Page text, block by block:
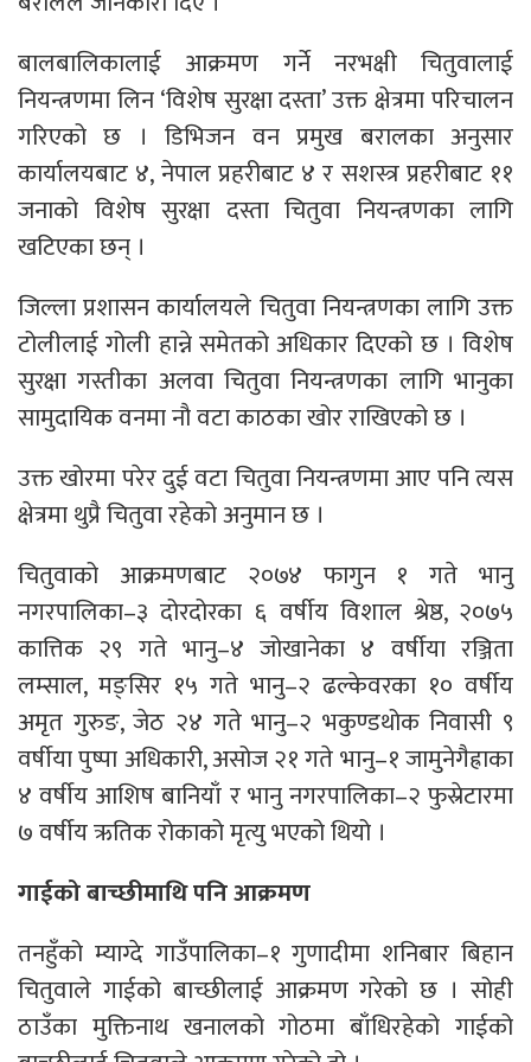
बालबालिकालाई आक्रमण गर्ने नरभक्षी चितुवालाई
नियन्त्रणमा लिन ‘विशेष सुरक्षा दस्ता’ उक्त क्षेत्रमा परिचालन
गरिएको छ । डिभिजन वन प्रमुख बरालका अनुसार
कार्यालयबाट ४, नेपाल प्रहरीबाट ४ र सशस्त्र प्रहरीबाट ११
जनाको विशेष सुरक्षा दस्ता चितुवा नियन्त्रणका लागि
खटिएका छन् ।
जिल्ला प्रशासन कार्यालयले चितुवा नियन्त्रणका लागि उक्त
टोलीलाई गोली हान्ने समेतको अधिकार दिएको छ । विशेष
सुरक्षा गस्तीका अलवा चितुवा नियन्त्रणका लागि भानुका
सामुदायिक वनमा नौ वटा काठका खोर राखिएको छ ।
उक्त खोरमा परेर दुई वटा चितुवा नियन्त्रणमा आए पनि त्यस
क्षेत्रमा थुप्रै चितुवा रहेको अनुमान छ ।
चितुवाको आक्रमणबाट २०७४ फागुन १ गते भानु
नगरपालिका–३ दोरदोरका ६ वर्षीय विशाल श्रेष्ठ, २०७५
कात्तिक २९ गते भानु–४ जोखानेका ४ वर्षीया रञ्जिता
लम्साल, मङ्सिर १५ गते भानु–२ ढल्केवरका १० वर्षीय
अमृत गुरुङ, जेठ २४ गते भानु–२ भकुण्डथोक निवासी ९
वर्षीया पुष्पा अधिकारी, असोज २१ गते भानु–१ जामुनेगैह्राका
४ वर्षीय आशिष बानियाँ र भानु नगरपालिका–२ फुस्रेटारमा
७ वर्षीय ऋतिक रोकाको मृत्यु भएको थियो ।
गाईको बाच्छीमाथि पनि आक्रमण
तनहुँको म्याग्दे गाउँपालिका–१ गुणादीमा शनिबार बिहान
चितुवाले गाईको बाच्छीलाई आक्रमण गरेको छ । सोही
ठाउँका मुक्तिनाथ खनालको गोठमा बाँधिरहेको गाईको